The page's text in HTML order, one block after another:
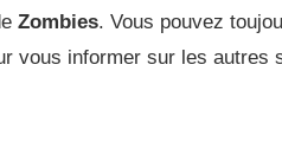
Zombies. Vous pouvez
vous informer sur les autres